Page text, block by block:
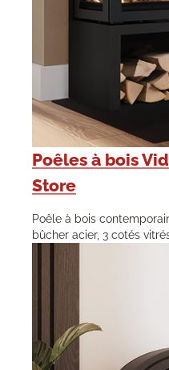
Poêles à bois
Store
Poêle à bois
bûcher acier, 3 cotés